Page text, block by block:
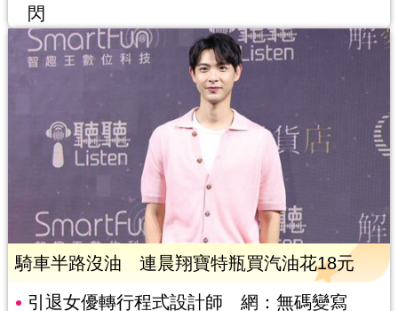
閃
騎車半路沒油 連晨翔寶特瓶買汽油花18元
引退女優轉行程式設計師 網：無碼變寫